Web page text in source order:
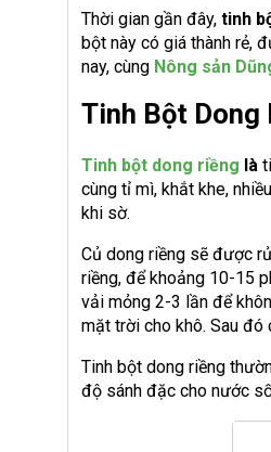
Thời gian gần đây, tinh
bột này có giá thành rẻ,
nay, cùng Nông sản
Tinh Bột Dong
Tinh bột dong riềng là
cùng tỉ mì, khắt khe,
khi sờ.
Củ dong riềng sẽ được
riềng, để khoảng 10-15
vải mỏng 2-3 lần để
mặt trời cho khô. Sau đó
Tinh bột dong riềng
độ sánh đặc cho nước